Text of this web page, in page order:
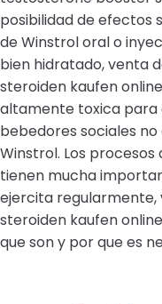
posibilidad de efectos
de Winstrol oral o
bien hidratado, venta
steroiden kaufen
altamente toxica para
bebedores sociales
Winstrol. Los
tienen mucha
ejercita regularmente,
steroiden kaufen
que son y por que es